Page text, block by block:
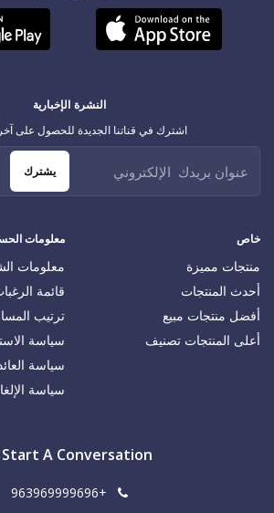
خاص
منتجات مميزة
أحدث المنتجات
أفضل منتجات مبيع
أعلى المنتجات تصنيف
معلومات
معلومات
قائمة
ترتيب
سياسة
سياسة
سياسة
النشرة الإخبارية
اشترك في قناتنا الجديدة للحصول على
يشترك
Start A Conversation
+963969999696